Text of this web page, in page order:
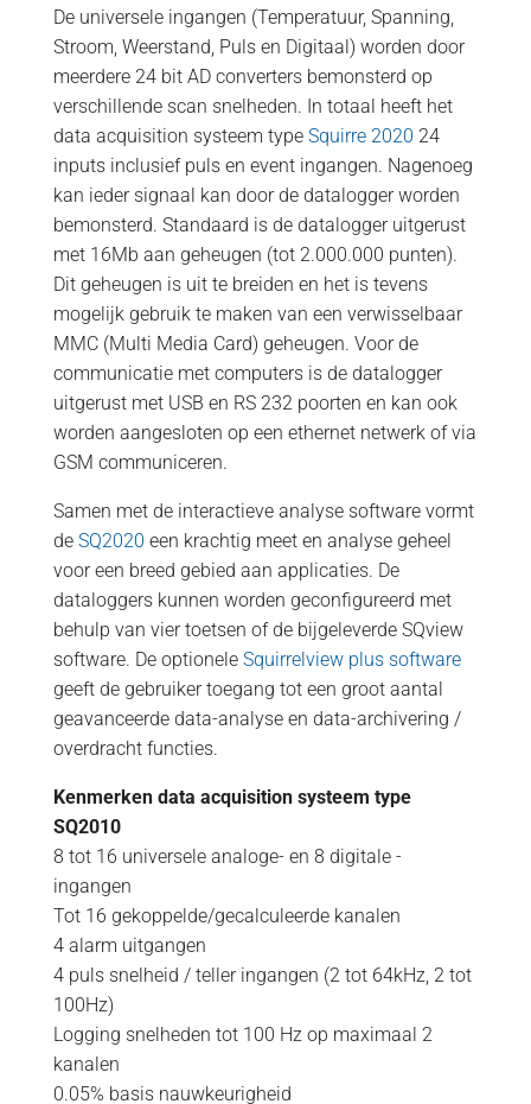
De universele ingangen (Temperatuur, Spanning,
Stroom, Weerstand, Puls en Digitaal) worden door
meerdere 24 bit AD converters bemonsterd op
verschillende scan snelheden. In totaal heeft het
data acquisition systeem type Squirre 2020 24
inputs inclusief puls en event ingangen. Nagenoeg
kan ieder signaal kan door de datalogger worden
bemonsterd. Standaard is de datalogger uitgerust
met 16Mb aan geheugen (tot 2.000.000 punten).
Dit geheugen is uit te breiden en het is tevens
mogelijk gebruik te maken van een verwisselbaar
MMC (Multi Media Card) geheugen. Voor de
communicatie met computers is de datalogger
uitgerust met USB en RS 232 poorten en kan ook
worden aangesloten op een ethernet netwerk of via
GSM communiceren.
Samen met de interactieve analyse software vormt
de SQ2020 een krachtig meet en analyse geheel
voor een breed gebied aan applicaties. De
dataloggers kunnen worden geconfigureerd met
behulp van vier toetsen of de bijgeleverde SQview
software. De optioneleSquirrelview plus software
geeft de gebruiker toegang tot een groot aantal
geavanceerde data-analyse en data-archivering /
overdracht functies.
Kenmerken data acquisition systeem type
SQ2010
8 tot 16 universele analoge- en 8 digitale -
ingangen
Tot 16 gekoppelde/gecalculeerde kanalen
4 alarm uitgangen
4 puls snelheid / teller ingangen (2 tot 64kHz, 2 tot
100Hz)
Logging snelheden tot 100 Hz op maximaal 2
kanalen
0.05% basis nauwkeurigheid